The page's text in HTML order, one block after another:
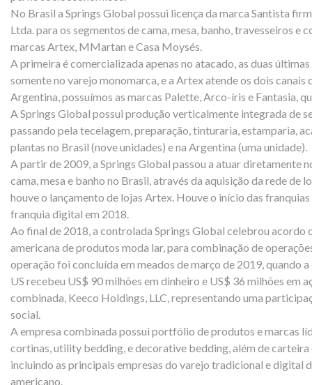
No Brasil a Springs Global possui licença da marca Santista
Ltda. para os segmentos de cama, mesa, banho, travesseiros e
marcas Artex, MMartan e Casa Moysés.
A primeira é comercializada apenas no atacado, as duas
somente no varejo monomarca, e a Artex atende os dois canais
Argentina, possuímos as marcas Palette, Arco-íris e Fantasia,
A Springs Global possui produção verticalmente integrada de
passando pela tecelagem, preparação, tinturaria, estamparia,
plantas no Brasil (nove unidades) e na Argentina (uma unidade).
A partir de 2009, a Springs Global passou a atuar diretamente
cama, mesa e banho no Brasil, através da aquisição da rede de
houve o lançamento de lojas Artex. Houve o início das
franquia digital em 2018.
Ao final de 2018, a controlada Springs Global celebrou acordo
americana de produtos moda lar, para combinação de
operação foi concluída em meados de março de 2019, quando
US recebeu US$ 90 milhões em dinheiro e US$ 36 milhões em
combinada, Keeco Holdings, LLC, representando uma
social.
A empresa combinada possui portfólio de produtos e marcas
cortinas, utility bedding, e decorative bedding, além de
incluindo as principais empresas do varejo tradicional e digital
americano.